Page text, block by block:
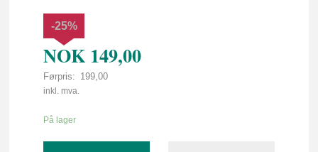
NOK 149,00
Førpris: 199,00
Rabatt
-25%
inkl. mva.
På lager